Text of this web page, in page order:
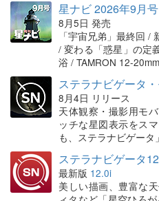
星ナビ 2026年9月号
8月5日 発売
「宇宙兄弟」最終回 /
/ 変わる「惑星」の定
浴 / TAMRON 12-
ステラナビゲータ
8月4日 リリース
天体観察・撮影用モ
ッチな星図表示をス
も、ステラナビゲータ」
ステラナビゲータ12
最新版 12.0i
美しい描画、豊富な